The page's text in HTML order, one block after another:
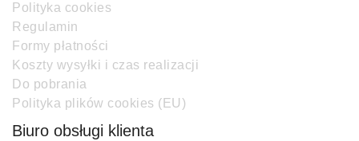
Polityka cookies
Regulamin
Formy płatności
Koszty wysyłki i czas realizacji
Do pobrania
Polityka plików cookies (EU)
Biuro obsługi klienta